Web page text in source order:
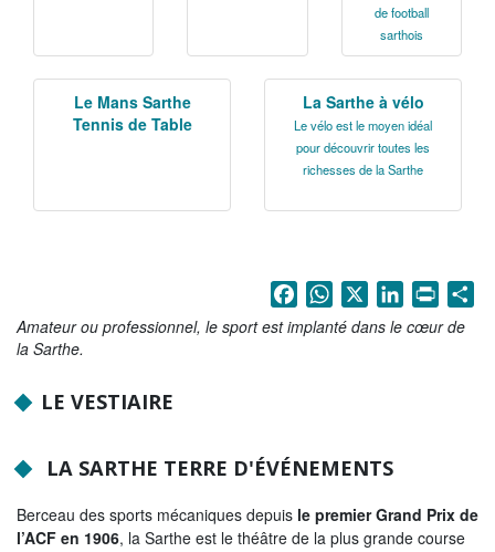
Les services
Priorités et grands projets 2026
Plan de relance: le Département, acteur
Recrutement et emploi
Les services en ligne
de football
sarthois
Le Mans Sarthe
Tennis de Table
La Sarthe à vélo
Le vélo est le moyen idéal
pour découvrir toutes les
richesses de la Sarthe
FacebookWhatsApp
X LinkedIn
Print
Amateur ou professionnel, le sport est implanté dans le cœur de
la Sarthe.
LE VESTIAIRE
LA SARTHE TERRE D'ÉVÉNEMENTS
Berceau des sports mécaniques depuis le premier Grand Prix de
l’ACF en 1906, la Sarthe est le théâtre de la plus grande course